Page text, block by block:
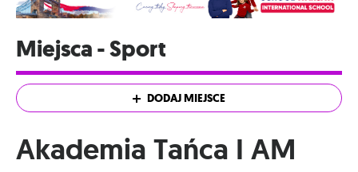
Miejsca - Sport
DODAJ MIEJSCE
Akademia Tańca I AM